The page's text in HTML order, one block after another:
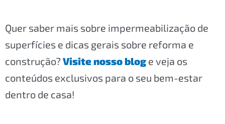
Quer saber mais sobre impermeabilização de
superfícies e dicas gerais sobre reforma e
construção?Visite nosso blog e veja os
conteúdos exclusivos para o seu bem-estar
dentro de casa!